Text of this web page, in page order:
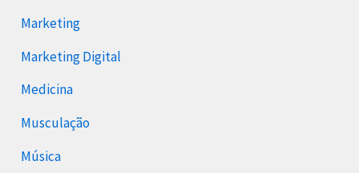
Marketing
Marketing Digital
Medicina
Musculação
Música